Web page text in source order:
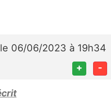
le 06/06/2023 à 19h34
+ -